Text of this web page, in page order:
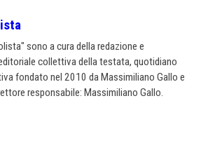
sono a cura della redazione e
collettiva della testata, quotidiano
fondato nel 2010 da Massimiliano Gallo e
responsabile: Massimiliano Gallo.